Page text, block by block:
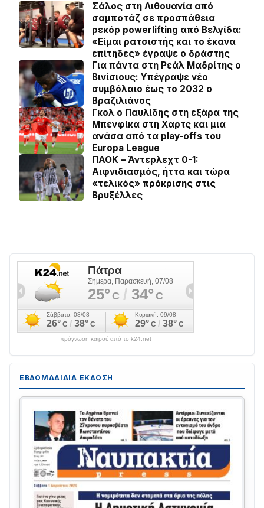
Σάλος στη Λιθουανία από
σαμποτάζ σε προσπάθεια
ρεκόρ powerlifting από Βελγίδα:
«Είμαι ρατσιστής και το έκανα
επίτηδες» έγραψε ο δράστης
Για πάντα στη Ρεάλ Μαδρίτης ο
Βινίσιους: Yπέγραψε νέο
συμβόλαιο έως το 2032 ο
Βραζιλιάνος
Γκολ ο Παυλίδης στη εξάρα της
Μπενφίκα στη Χαρτς και μια
ανάσα από τα play-offs του
Europa League
ΠΑΟΚ – Άντερλεχτ 0-1:
Αιφνιδιασμός, ήττα και τώρα
«τελικός» πρόκρισης στις
Βρυξέλλες
πρόγνωση καιρού από το k24.net